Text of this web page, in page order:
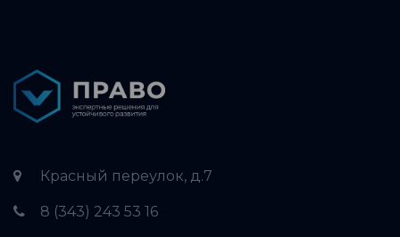
Красный переулок, д.7
8 (343) 243 53 16